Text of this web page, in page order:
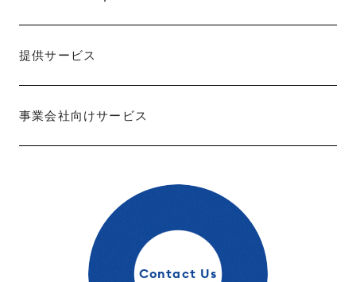
提供サービス
事業会社向けサービス
Contact Us